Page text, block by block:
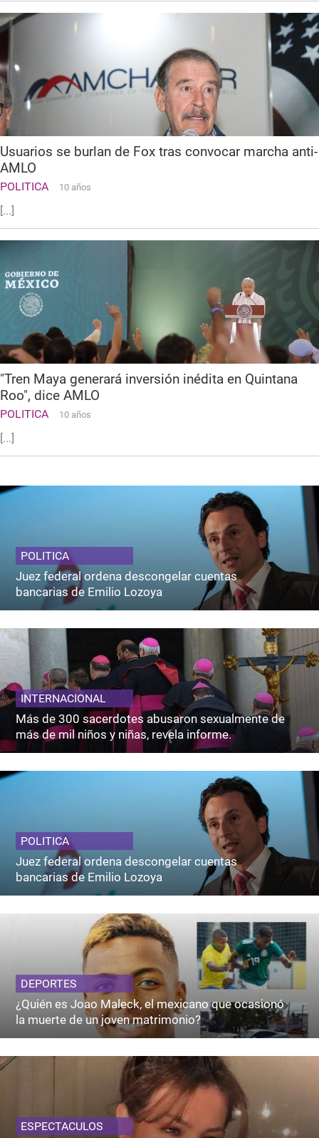
Usuarios se burlan de Fox tras convocar marcha anti-
AMLO
POLITICA 10 años
[...]
"Tren Maya generará inversión inédita en Quintana
Roo", dice AMLO
POLITICA 10 años
[...]
POLITICA
Juez federal ordena descongelar cuentas
bancarias de Emilio Lozoya
INTERNACIONAL
Más de 300 sacerdotes abusaron sexualmente de
más de mil niños y niñas, revela informe.
POLITICA
Juez federal ordena descongelar cuentas
bancarias de Emilio Lozoya
DEPORTES
¿Quién es Joao Maleck, el mexicano que ocasionó
la muerte de un joven matrimonio?
ESPECTACULOS